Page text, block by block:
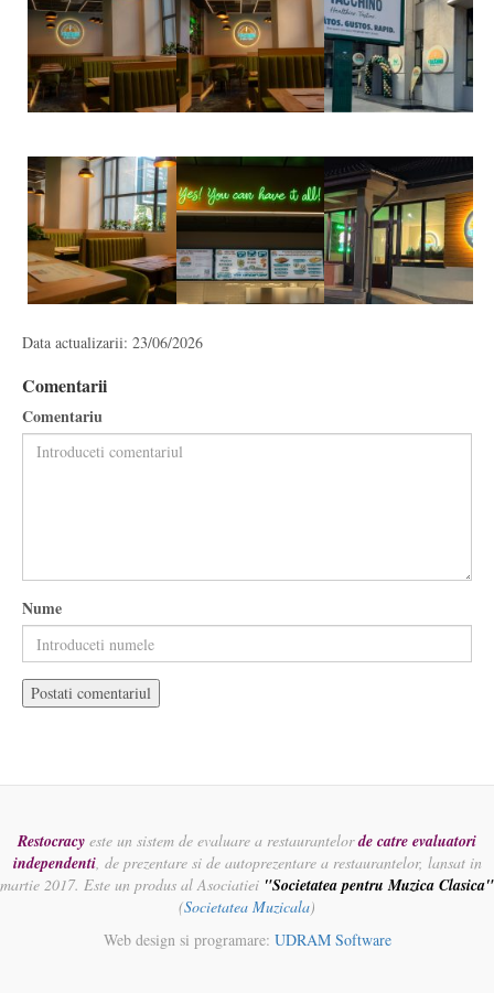
Data actualizarii: 23/06/2026
Comentarii
Comentariu
Nume
Restocracy este un sistem de evaluare a restaurantelorde catre evaluatori
independenti, de prezentare si de autoprezentare a restaurantelor, lansat in
martie 2017. Este un produs al Asociatiei "Societatea pentru Muzica Clasica"
(Societatea Muzicala)
Web design si programare: UDRAM Software